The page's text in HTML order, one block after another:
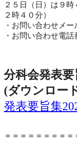
２５日（日）は９
２時４０分）
・お問い合わせメー
・お問い合わせ電話
分科会発表要
(ダウンロー
発表要旨集
＝＝＝＝＝＝＝＝＝